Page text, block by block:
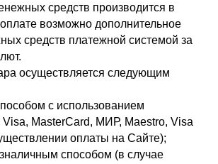
средств производится в
возможно дополнительное
средств платежной системой за
осуществляется следующим
с использованием
Visa, MasterCard, МИР, Maestro, Visa
оплаты на Сайте);
способом (в случае